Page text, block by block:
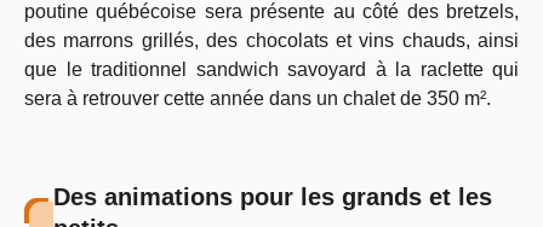
poutine québécoise sera présente au côté des bretzels,
des marrons grillés, des chocolats et vins chauds, ainsi
que le traditionnel sandwich savoyard à la raclette qui
sera à retrouver cette année dans un chalet de 350 m².
Des animations pour les grands et les